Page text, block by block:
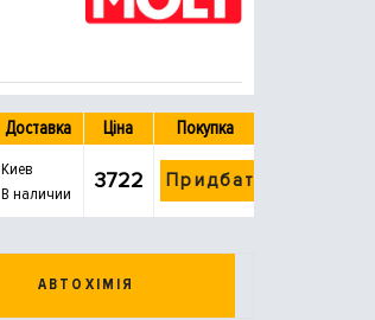
Доставка Ціна Покупка
Киев
В наличии
3722 Придбати
АВТОХІМІЯ